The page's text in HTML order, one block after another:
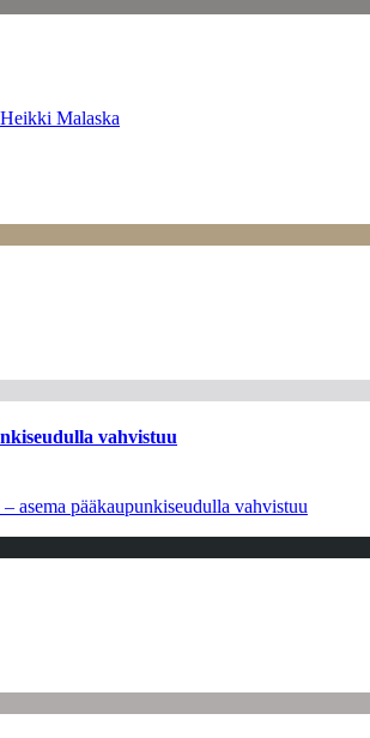
Malaska
vahvistuu
asema pääkaupunkiseudulla vahvistuu